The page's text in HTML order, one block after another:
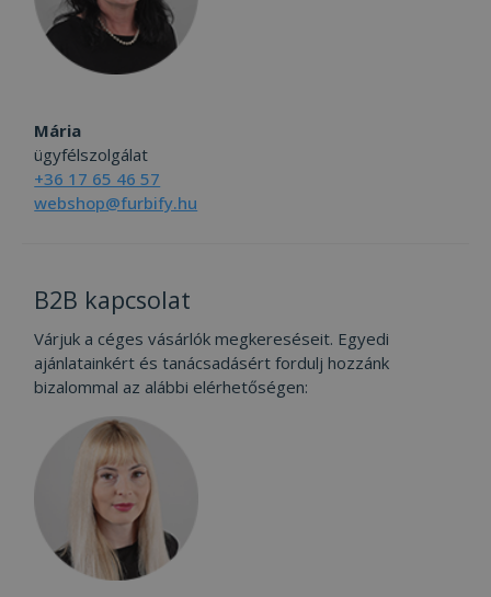
Mária
ügyfélszolgálat
+36 17 65 46 57
webshop@furbify.hu
B2B kapcsolat
Várjuk a céges vásárlók megkereséseit. Egyedi
ajánlatainkért és tanácsadásért fordulj hozzánk
bizalommal az alábbi elérhetőségen: